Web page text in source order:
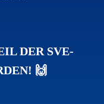
DER SVE-
🙌